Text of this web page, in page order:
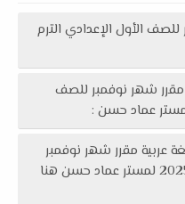
الأول الإعدادي الترم
مقرر شهر نوفمبر للصف
عربية مقرر شهر نوفمبر
للصف الأول الإعدادي الترم الأول 2025 لمستر عماد حسن هنا